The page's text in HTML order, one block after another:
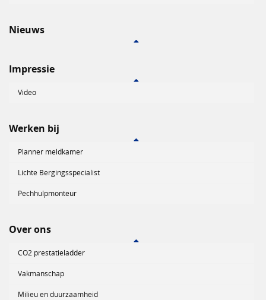
Nieuws
Impressie
Video
Werken bij
Planner meldkamer
Lichte Bergingsspecialist
Pechhulpmonteur
Over ons
CO2 prestatieladder
Vakmanschap
Milieu en duurzaamheid